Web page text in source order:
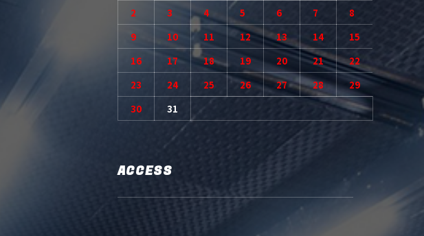
2
3 4 5 6 7
8
9
10 11 12 13 14
15
16
17 18 19 20 21
22
23
24 25 26 27 28
29
30
31
ACCESS